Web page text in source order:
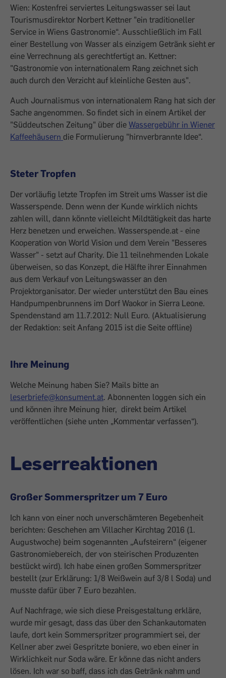
Wien: Kostenfrei serviertes Leitungswasser sei laut
Tourismusdirektor Norbert Kettner "ein traditioneller
Service in Wiens Gastronomie“. Ausschließlich im Fall
einer Bestellung von Wasser als einzigem Getränk sieht er
eine Verrechnung als gerechtfertigt an. Kettner:
"Gastronomie von internationalem Rang zeichnet sich
auch durch den Verzicht auf kleinliche Gesten aus".
Auch Journalismus von internationalem Rang hat sich der
Sache angenommen. So findet sich in einem Artikel der
"Süddeutschen Zeitung" über die Wassergebühr in Wiener
Kaffeehäusern die Formulierung "hirnverbrannte Idee“.
Steter Tropfen
Der vorläufig letzte Tropfen im Streit ums Wasser ist die
Wasserspende. Denn wenn der Kunde wirklich nichts
zahlen will, dann könnte vielleicht Mildtätigkeit das harte
Herz benetzen und erweichen. Wasserspende.at - eine
Kooperation von World Vision und dem Verein "Besseres
Wasser" - setzt auf Charity. Die 11 teilnehmenden Lokale
überweisen, so das Konzept, die Hälfte ihrer Einnahmen
aus dem Verkauf von Leitungswasser an den
Projektorganisator. Der wieder unterstützt den Bau eines
Handpumpenbrunnens im Dorf Waokor in Sierra Leone.
Spendenstand am 11.7.2012: Null Euro. (Aktualisierung
der Redaktion: seit Anfang 2015 ist die Seite offline)
Ihre Meinung
Welche Meinung haben Sie? Mails bitte an
leserbriefe@konsument.at. Abonnenten loggen sich ein
und können ihre Meinung hier, direkt beim Artikel
veröffentlichen (siehe unten „Kommentar verfassen“).
Leserreaktionen
Großer Sommerspritzer um 7 Euro
Ich kann von einer noch unverschämteren Begebenheit
berichten: Geschehen am Villacher Kirchtag 2016 (1.
Augustwoche) beim sogenannten „Aufsteirern“ (eigener
Gastronomiebereich, der von steirischen Produzenten
bestückt wird). Ich habe einen großen Sommerspritzer
bestellt (zur Erklärung: 1/8 Weißwein auf 3/8 l Soda) und
musste dafür über 7 Euro bezahlen.
Auf Nachfrage, wie sich diese Preisgestaltung erkläre,
wurde mir gesagt, dass das über den Schankautomaten
laufe, dort kein Sommerspritzer programmiert sei, der
Kellner aber zwei Gespritzte boniere, wo eben einer in
Wirklichkeit nur Soda wäre. Er könne das nicht anders
lösen. Ich war so baff, dass ich das Getränk nahm und